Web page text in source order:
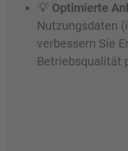
💡 Optimierte
Nutzungsdaten
verbessern Sie
Betriebsqualität